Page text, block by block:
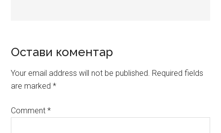
Reader
Interactions
Остави коментар
Your email address will not be published. Required fields
are marked*
Comment*